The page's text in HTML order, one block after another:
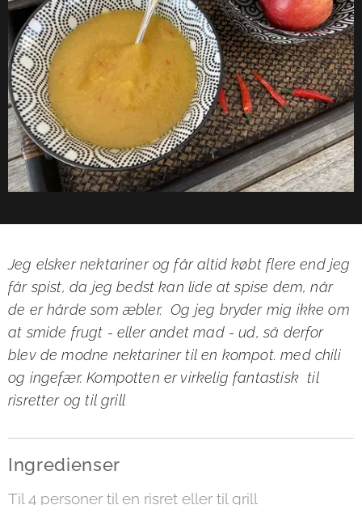
Jeg elsker nektariner og får altid købt flere end jeg
får spist, da jeg bedst kan lide at spise dem, når
de er hårde som æbler. Og jeg bryder mig ikke om
at smide frugt - eller andet mad - ud, så derfor
blev de modne nektariner til en kompot. med chili
og ingefær. Kompotten er virkelig fantastisk til
risretter og til grill
Ingredienser
Til 4 personer til en risret eller til grill